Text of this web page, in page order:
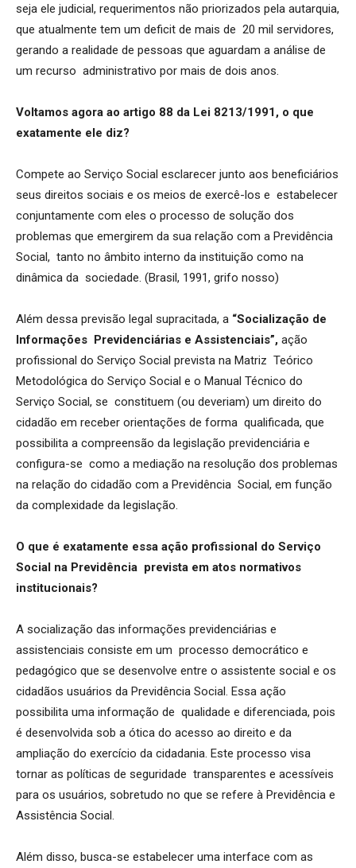
seja ele judicial, requerimentos não priorizados pela autarquia,
que atualmente tem um deficit de mais de 20 mil servidores,
gerando a realidade de pessoas que aguardam a análise de
um recurso administrativo por mais de dois anos.
Voltamos agora ao artigo 88 da Lei 8213/1991, o que
exatamente ele diz?
Compete ao Serviço Social esclarecer junto aos beneficiários
seus direitos sociais e os meios de exercê-los e estabelecer
conjuntamente com eles o processo de solução dos
problemas que emergirem da sua relação com a Previdência
Social, tanto no âmbito interno da instituição como na
dinâmica da sociedade. (Brasil, 1991, grifo nosso)
Além dessa previsão legal supracitada, a “Socialização de
Informações Previdenciárias e Assistenciais”, ação
profissional do Serviço Social prevista na Matriz Teórico
Metodológica do Serviço Social e o Manual Técnico do
Serviço Social, se constituem (ou deveriam) um direito do
cidadão em receber orientações de forma qualificada, que
possibilita a compreensão da legislação previdenciária e
configura-se como a mediação na resolução dos problemas
na relação do cidadão com a Previdência Social, em função
da complexidade da legislação.
O que é exatamente essa ação profissional do Serviço
Social na Previdência prevista em atos normativos
institucionais?
A socialização das informações previdenciárias e
assistenciais consiste em um processo democrático e
pedagógico que se desenvolve entre o assistente social e os
cidadãos usuários da Previdência Social. Essa ação
possibilita uma informação de qualidade e diferenciada, pois
é desenvolvida sob a ótica do acesso ao direito e da
ampliação do exercício da cidadania. Este processo visa
tornar as políticas de seguridade transparentes e acessíveis
para os usuários, sobretudo no que se refere à Previdência e
Assistência Social.
Além disso, busca-se estabelecer uma interface com as